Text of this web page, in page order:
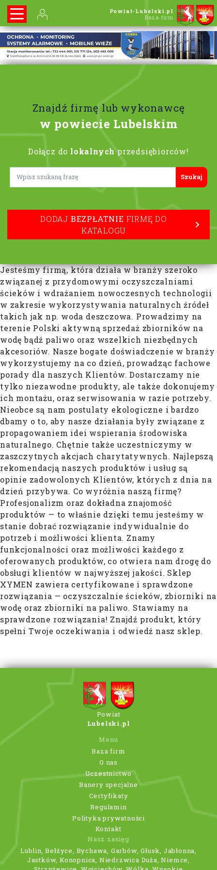
Powiat-Lubelski.pl
Baza firm
Znajdź firmę lub wykonawcę
w powiecie Lubelskim
Dołącz do lokalnych przedsiębiorców!
Lorem ipsum
DODAJ BEZPŁATNIE FIRMĘ DO
KATALOGU
Jesteśmy firmą, która działa w branży szeroko
związanej z przydomowymi oczyszczalniami
ścieków i wdrażaniem nowoczesnych technologii
w zakresie wykorzystywania naturalnych źródeł
takich jak np. woda deszczowa. Prowadzimy na
terenie Polski aktywną sprzedaż zbiorników na
wodę bądź paliwo oraz wszelkich niezbędnych
akcesoriów. Nasze bogate doświadczenie w branży
wykorzystujemy na co dzień, prowadząc fachowe
porady dla naszych Klientów. Dostarczamy nie
tylko niezawodne produkty, ale także dokonujemy
ich montażu, oraz serwisowania w razie potrzeby.
Nieobce są nam postulaty ekologiczne i bardzo
dbamy o to, aby nasze działania były związane z
propagowaniem idei wspierania środowiska
naturalnego. Chętnie także uczestniczymy w
zaszczytnych akcjach charytatywnych. Najlepszą
rekomendacją naszych produktów i usług są
opinie zadowolonych Klientów, których z dnia na
dzień przybywa. Co wyróżnia naszą firmę?
Profesjonalizm oraz dokładna znajomość
produktów — to właśnie dzięki temu jesteśmy w
stanie dobrać rozwiązanie indywidualnie do
potrzeb i możliwości klienta. Znamy
funkcjonalności oraz możliwości każdego z
oferowanych produktów, co otwiera nam drogę do
obsługi klientów w najwyższej jakości. Sklep
XYMEN zawiera certyfikowane i sprawdzone
rozwiązania — oczyszczalnie ścieków, zbiorniki na
wodę oraz zbiorniki na paliwo. Stawiamy na
sprawdzone rozwiązania! Znajdź produkt, który
spełni Twoje oczekiwania i odwiedź nasz sklep.
Powiat
Lubelski.pl
Menu
Baza firm
O nas
Uczestnictwo
Banery specjalne
Certyfikaty
Regulamin
Polityka prywatności
Kontakt
Nasz zasięg
Lublin, Bełżyce, Bychawa, Garbów, Głusk, Jabłonna,
Jastków, Konopnica, Niedrzwica Duża, Niemce,